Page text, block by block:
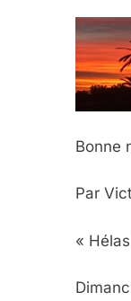
Bonne
Par
«